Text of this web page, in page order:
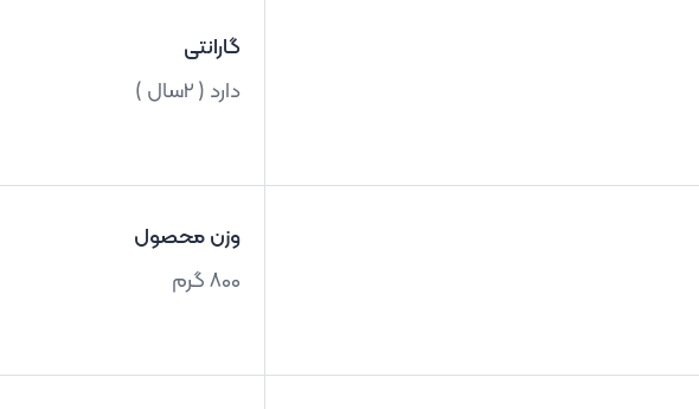
گارانتی
دارد ( 2سال )
وزن محصول
800 گرم